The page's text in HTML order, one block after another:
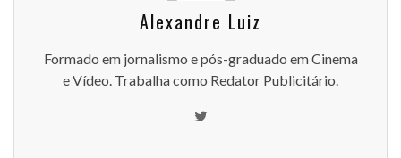
Alexandre Luiz
Formado em jornalismo e pós-graduado em Cinema
e Vídeo. Trabalha como Redator Publicitário.